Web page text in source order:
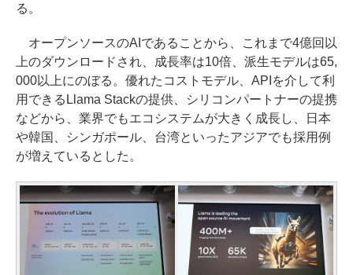
る。
オープンソースのAIであることから、これまで4億回以
上のダウンロードされ、成長率は10倍、派生モデルは65,
000以上にのぼる。優れたコストモデル、APIを介して利
用できるLlama Stackの提供、シリコンパートナーの提携
などから、業界でもエコシステムが大きく成長し、日本
や韓国、シンガポール、台湾といったアジアでも採用例
が増えているとした。